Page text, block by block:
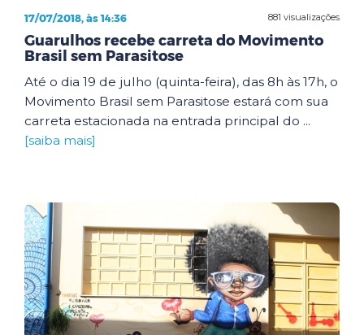
881 visualizações
17/07/2018, às 14:36
Guarulhos recebe carreta do Movimento
Brasil sem Parasitose
Até o dia 19 de julho (quinta-feira), das 8h às 17h, o
Movimento Brasil sem Parasitose estará com sua
carreta estacionada na entrada principal do ...
[saiba mais]